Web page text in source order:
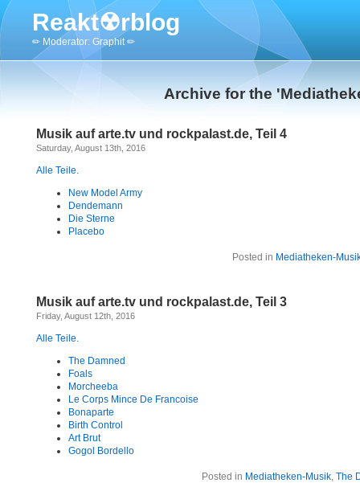
Reakt☢rblog
✏ Moderator: Graphit ✏
Archive for the
Musik auf arte.tv und rockpalast.de, Teil 4
Saturday, August 13th, 2016
Alle Teile.
New Model Army
Dendemann
Die Sterne
Placebo
Posted in Mediatheken-
Musik auf arte.tv und rockpalast.de, Teil 3
Friday, August 12th, 2016
Alle Teile.
The Damned
Foals
Morcheeba
Le Corps Mince De Francoise
Bonaparte
Birth Control
Art Brut
Gogol Bordello
Posted in Mediatheken-Musik, The